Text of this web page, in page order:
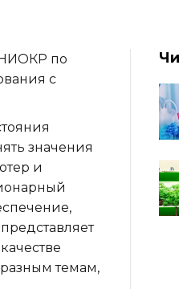
НИОКР по
с
значения
и
темам,